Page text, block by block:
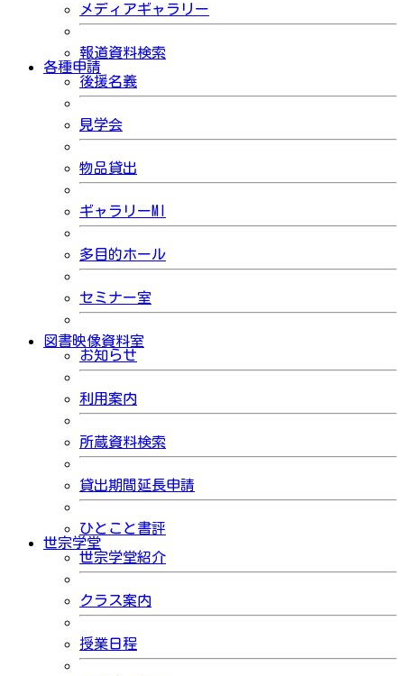
メディアギャラリー
報道資料検索
各種申請
後援名義
見学会
物品貸出
ギャラリーMI
多目的ホール
セミナー室
図書映像資料室
お知らせ
利用案内
所蔵資料検索
貸出期間延長申請
ひとこと書評
世宗学堂
世宗学堂紹介
クラス案内
授業日程